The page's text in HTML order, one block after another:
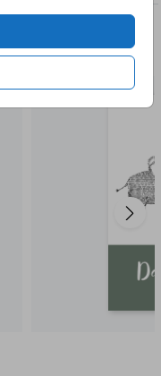
OOK